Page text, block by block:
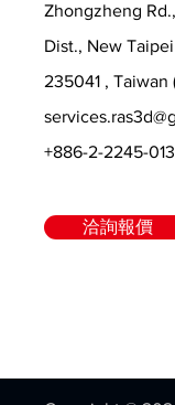
Zhongzheng
Dist., New
235041 , Taiwan
+886-2-2245-
洽詢報價